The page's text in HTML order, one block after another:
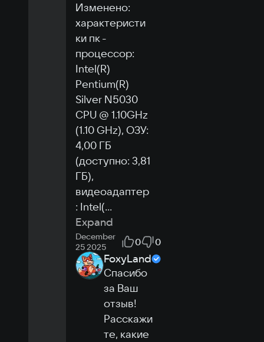
Изменено:
характеристи
ки пк -
процессор:
Intel(R)
Pentium(R)
Silver N5030
CPU @ 1.10GHz
(1.10 GHz), ОЗУ:
4,00 ГБ
(доступно: 3,81
ГБ),
видеоадаптер
: Intel(...
Expand
December
25 2025
0 0
FoxyLand
Спасибо
за Ваш
отзыв!
Расскажи
те, какие